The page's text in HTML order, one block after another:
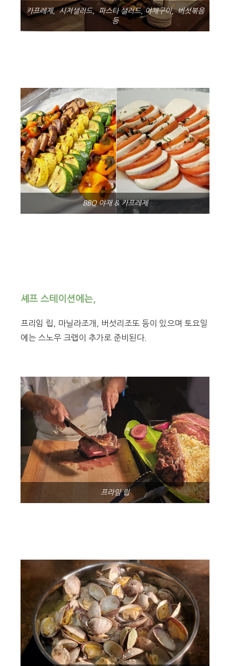
카프레제, 시저샐러드, 파스타 샐러드, 야채구이, 버섯볶음
등
BBQ 야재 & 카프레제
셰프 스테이션에는,
프리임 립, 마닐라조개, 버섯리조또 등이 있으며 토요일
에는 스노우 크랩이 추가로 준비된다.
프라임 립